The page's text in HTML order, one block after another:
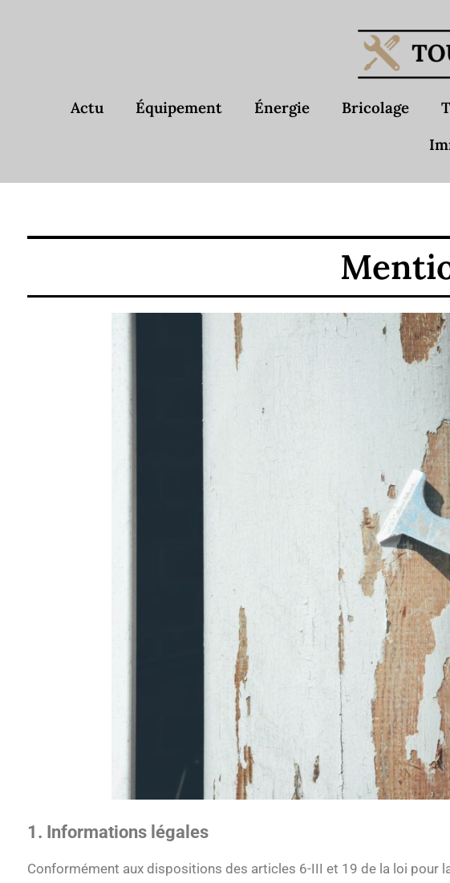
Actu Équipement Énergie Bricolage
1. Informations légales
Conformément aux dispositions des articles 6-III et 19 de la loi pour